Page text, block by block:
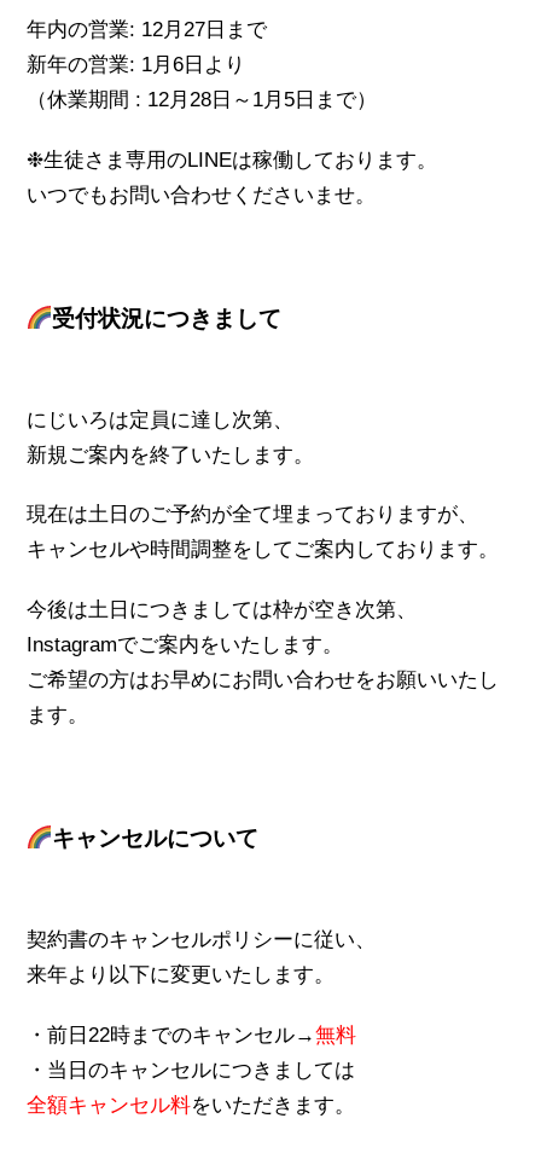
年内の営業: 12月27日まで
新年の営業: 1月6日より
（休業期間 : 12月28日～1月5日まで）
❉生徒さま専用のLINEは稼働しております。
いつでもお問い合わせくださいませ。
受付状況につきまして
にじいろは定員に達し次第、
新規ご案内を終了いたします。
現在は土日のご予約が全て埋まっておりますが、
キャンセルや時間調整をしてご案内しております。
今後は土日につきましては枠が空き次第、
Instagramでご案内をいたします。
ご希望の方はお早めにお問い合わせをお願いいたし
ます。
キャンセルについて
契約書のキャンセルポリシーに従い、
来年より以下に変更いたします。
・前日22時までのキャンセル→無料
・当日のキャンセルにつきましては
全額キャンセル料をいただきます。